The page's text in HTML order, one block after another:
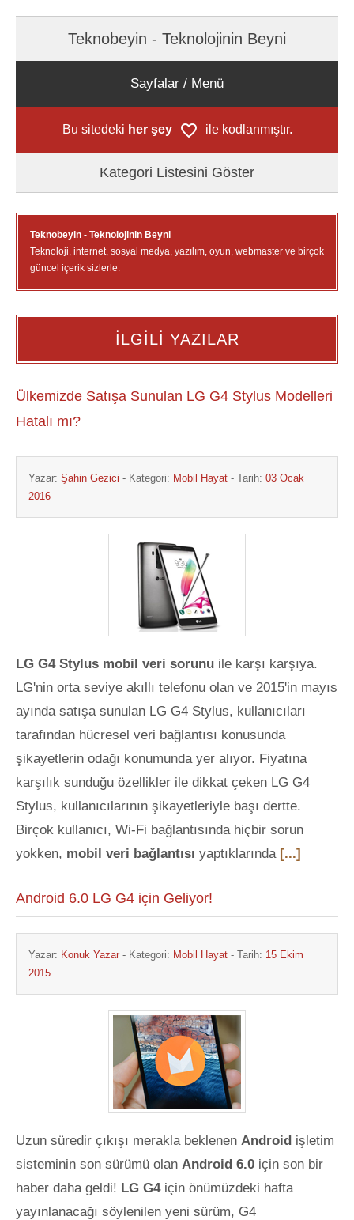
Teknobeyin - Teknolojinin Beyni
Sayfalar / Menü
Bu sitedeki her şey ile kodlanmıştır.
Kategori Listesini Göster
Teknobeyin - Teknolojinin Beyni
Teknoloji, internet, sosyal medya, yazılım, oyun, webmaster ve birçok
güncel içerik sizlerle.
İLGİLİ YAZILAR
Ülkemizde Satışa Sunulan LG G4 Stylus Modelleri
Hatalı mı?
Yazar: Şahin Gezici - Kategori: Mobil Hayat - Tarih: 03 Ocak
2016
LG G4 Stylus mobil veri sorunu ile karşı karşıya.
LG'nin orta seviye akıllı telefonu olan ve 2015'in mayıs
ayında satışa sunulan LG G4 Stylus, kullanıcıları
tarafından hücresel veri bağlantısı konusunda
şikayetlerin odağı konumunda yer alıyor. Fiyatına
karşılık sunduğu özellikler ile dikkat çeken LG G4
Stylus, kullanıcılarının şikayetleriyle başı dertte.
Birçok kullanıcı, Wi-Fi bağlantısında hiçbir sorun
yokken, mobil veri bağlantısı yaptıklarında [...]
Android 6.0 LG G4 için Geliyor!
Yazar: Konuk Yazar - Kategori: Mobil Hayat - Tarih: 15 Ekim
2015
Uzun süredir çıkışı merakla beklenen Android işletim
sisteminin son sürümü olan Android 6.0 için son bir
haber daha geldi! LG G4için önümüzdeki hafta
yayınlanacağı söylenilen yeni sürüm, G4